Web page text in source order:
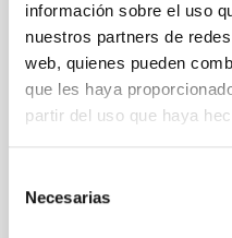
información sobre el uso
nuestros partners de
web, quienes pueden
que les haya
partir del uso que haya
Necesarias
their angular
with respect to the
Yin, Sean et al.
Fecha de
BIBCODE